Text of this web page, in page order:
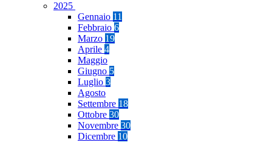
2025
Gennaio 11
Febbraio 6
Marzo 19
Aprile 4
Maggio
Giugno 5
Luglio 3
Agosto
Settembre 18
Ottobre 30
Novembre 30
Dicembre 10